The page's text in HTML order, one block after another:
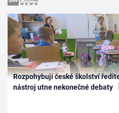
Rozpohybují české školství
nástroj utne nekonečné debaty